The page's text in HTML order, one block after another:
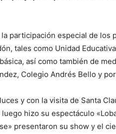
participación especial de los
tales como Unidad
así como también de
Colegio Andrés Bello y
y con la visita de Santa
hizo su espectáculo
presentaron su show y el